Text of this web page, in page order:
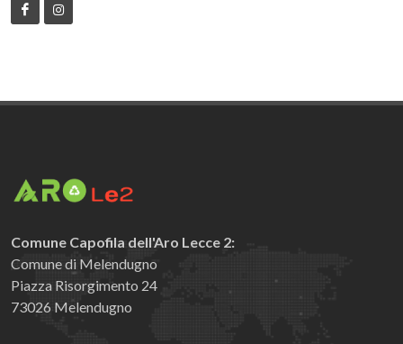
Comune Capofila dell'Aro Lecce 2:
Comune di Melendugno
Piazza Risorgimento 24
73026 Melendugno